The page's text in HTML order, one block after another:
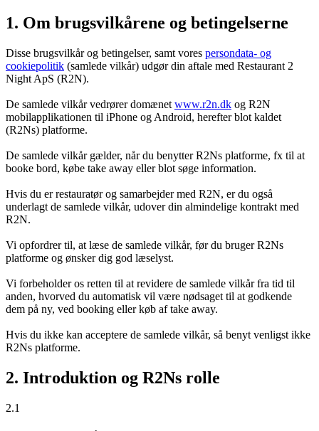
1. Om brugsvilkårene og betingelserne
Disse brugsvilkår og betingelser, samt vores persondata- og
cookiepolitik (samlede vilkår) udgør din aftale med Restaurant 2
Night ApS (R2N).
De samlede vilkår vedrører domænet www.r2n.dk og R2N
mobilapplikationen til iPhone og Android, herefter blot kaldet
(R2Ns) platforme.
De samlede vilkår gælder, når du benytter R2Ns platforme, fx til at
booke bord, købe take away eller blot søge information.
Hvis du er restauratør og samarbejder med R2N, er du også
underlagt de samlede vilkår, udover din almindelige kontrakt med
R2N.
Vi opfordrer til, at læse de samlede vilkår, før du bruger R2Ns
platforme og ønsker dig god læselyst.
Vi forbeholder os retten til at revidere de samlede vilkår fra tid til
anden, hvorved du automatisk vil være nødsaget til at godkende
dem på ny, ved booking eller køb af take away.
Hvis du ikke kan acceptere de samlede vilkår, så benyt venligst ikke
R2Ns platforme.
2. Introduktion og R2Ns rolle
2.1